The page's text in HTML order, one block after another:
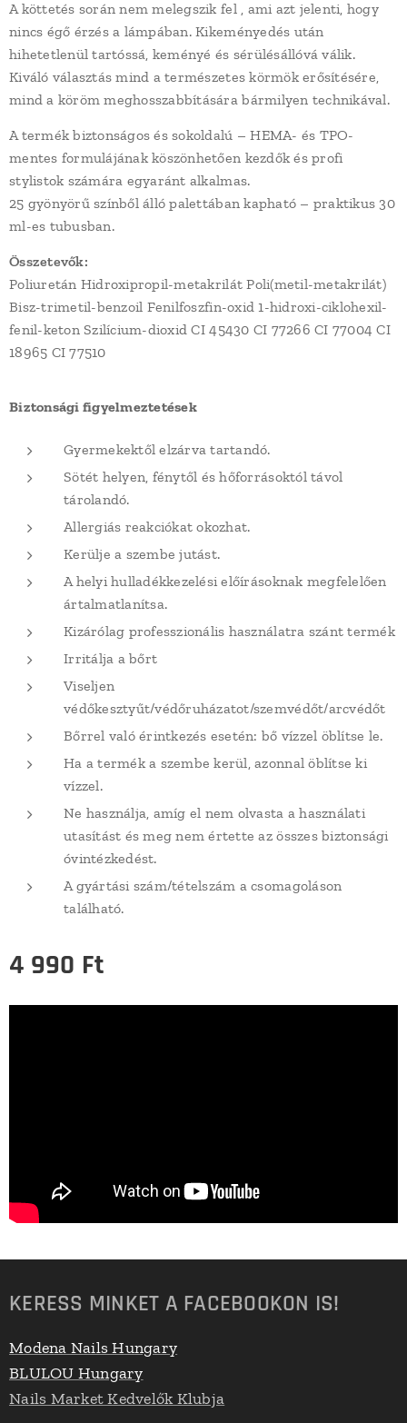
A köttetés során nem melegszik fel , ami azt jelenti, hogy
nincs égő érzés a lámpában. Kikeményedés után
hihetetlenül tartóssá, keményé és sérülésállóvá válik.
Kiváló választás mind a természetes körmök erősítésére,
mind a köröm meghosszabbítására bármilyen technikával.
A termék biztonságos és sokoldalú – HEMA- és TPO-
mentes formulájának köszönhetően kezdők és profi
stylistok számára egyaránt alkalmas.
25 gyönyörű színből álló palettában kapható – praktikus 30
ml-es tubusban.
Összetevők:
Poliuretán Hidroxipropil-metakrilát Poli(metil-metakrilát)
Bisz-trimetil-benzoil Fenilfoszfin-oxid 1-hidroxi-ciklohexil-
fenil-keton Szilícium-dioxid CI 45430 CI 77266 CI 77004 CI
18965 CI 77510
Biztonsági figyelmeztetések
Gyermekektől elzárva tartandó.
Sötét helyen, fénytől és hőforrásoktól távol
tárolandó.
Allergiás reakciókat okozhat.
Kerülje a szembe jutást.
A helyi hulladékkezelési előírásoknak megfelelően
ártalmatlanítsa.
Kizárólag professzionális használatra szánt termék
Irritálja a bőrt
Viseljen
védőkesztyűt/védőruházatot/szemvédőt/arcvédőt
Bőrrel való érintkezés esetén: bő vízzel öblítse le.
Ha a termék a szembe kerül, azonnal öblítse ki
vízzel.
Ne használja, amíg el nem olvasta a használati
utasítást és meg nem értette az összes biztonsági
óvintézkedést.
A gyártási szám/tételszám a csomagoláson
található.
4 990 Ft
KERESS MINKET A FACEBOOKON IS!
Modena Nails Hungary
BLULOU Hungary
Nails Market Kedvelők Klubja